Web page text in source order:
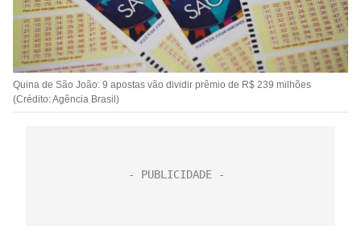
Quina de São João: 9 apostas vão dividir prêmio de R$ 239 milhões
(Crédito: Agência Brasil)